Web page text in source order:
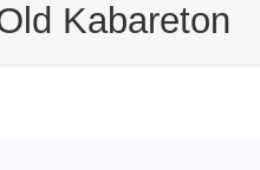
Kabareton